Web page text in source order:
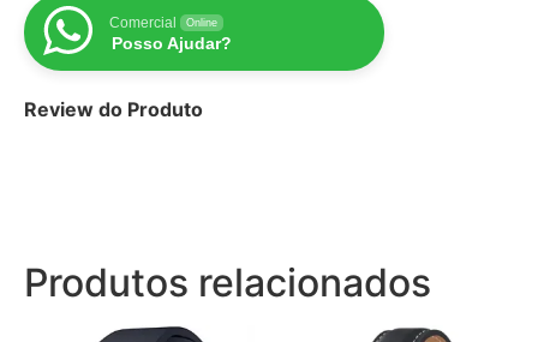
Comercial Online
Posso Ajudar?
Review do Produto
Produtos relacionados